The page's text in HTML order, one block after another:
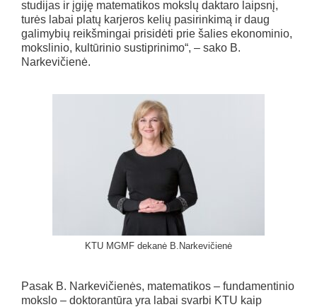
studijas ir įgiję matematikos mokslų daktaro laipsnį,
turės labai platų karjeros kelių pasirinkimą ir daug
galimybių reikšmingai prisidėti prie šalies ekonominio,
mokslinio, kultūrinio sustiprinimo“, – sako B.
Narkevičienė.
KTU MGMF dekanė B.Narkevičienė
Pasak B. Narkevičienės, matematikos – fundamentinio
mokslo – doktorantūra yra labai svarbi KTU kaip